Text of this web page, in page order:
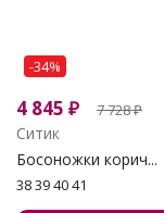
-34%
4 845 ₽ 7 728₽
Ситик
Босоножки корич...
38 39 40 41